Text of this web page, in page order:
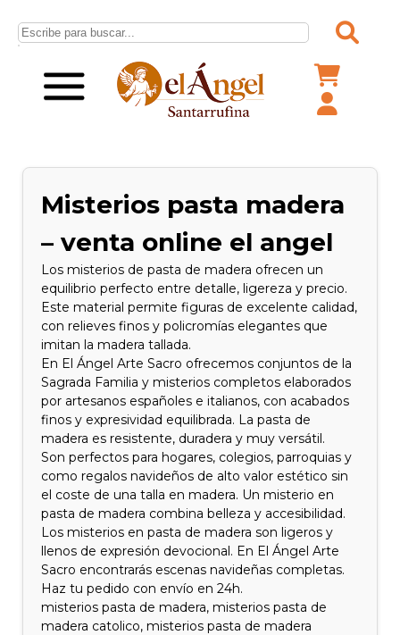
Misterios pasta madera
– venta online el angel
Los misterios de pasta de madera ofrecen un
equilibrio perfecto entre detalle, ligereza y precio.
Este material permite figuras de excelente calidad,
con relieves finos y policromías elegantes que
imitan la madera tallada.
En El Ángel Arte Sacro ofrecemos conjuntos de la
Sagrada Familia y misterios completos elaborados
por artesanos españoles e italianos, con acabados
finos y expresividad equilibrada. La pasta de
madera es resistente, duradera y muy versátil.
Son perfectos para hogares, colegios, parroquias y
como regalos navideños de alto valor estético sin
el coste de una talla en madera. Un misterio en
pasta de madera combina belleza y accesibilidad.
Los misterios en pasta de madera son ligeros y
llenos de expresión devocional. En El Ángel Arte
Sacro encontrarás escenas navideñas completas.
Haz tu pedido con envío en 24h.
misterios pasta de madera, misterios pasta de
madera catolico, misterios pasta de madera